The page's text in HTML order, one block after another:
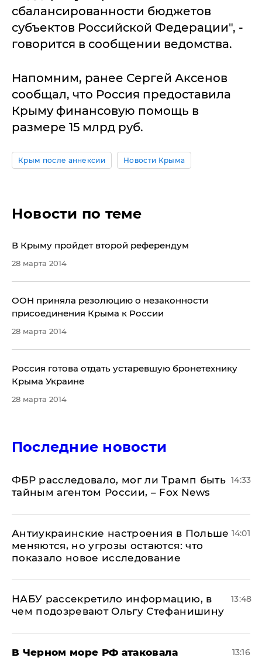
сбалансированности бюджетов
субъектов Российской Федерации", -
говорится в сообщении ведомства.
Напомним, ранее Сергей Аксенов
сообщал, что Россия предоставила
Крыму финансовую помощь в
размере 15 млрд руб.
Крым после аннексии Новости Крыма
Новости по теме
В Крыму пройдет второй референдум
28 марта 2014
ООН приняла резолюцию о незаконности
присоединения Крыма к России
28 марта 2014
Россия готова отдать устаревшую бронетехнику
Крыма Украине
28 марта 2014
Последние новости
ФБР расследовало, мог ли Трамп быть
тайным агентом России, – Fox News
14:33
Антиукраинские настроения в Польше
меняются, но угрозы остаются: что
показало новое исследование
14:01
НАБУ рассекретило информацию, в
чем подозревают Ольгу Стефанишину
13:48
В Черном море РФ атаковала
13:16